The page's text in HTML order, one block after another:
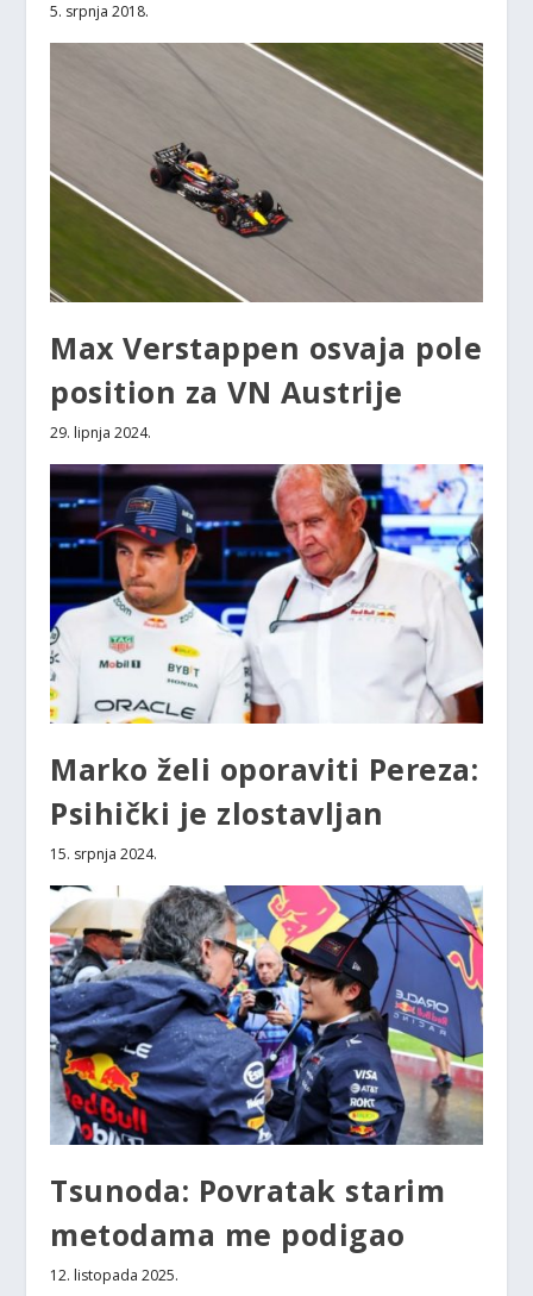
5. srpnja 2018.
Max Verstappen osvaja pole
position za VN Austrije
29. lipnja 2024.
Marko želi oporaviti Pereza:
Psihički je zlostavljan
15. srpnja 2024.
Tsunoda: Povratak starim
metodama me podigao
12. listopada 2025.